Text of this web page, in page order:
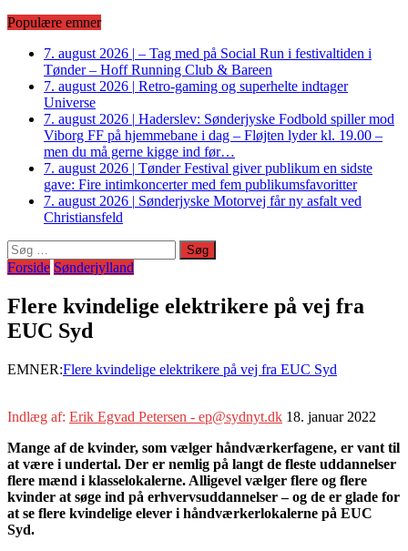
Populære emner
7. august 2026 | – Tag med på Social Run i festivaltiden i
Tønder – Hoff Running Club & Bareen
7. august 2026 | Retro-gaming og superhelte indtager
Universe
7. august 2026 | Haderslev: Sønderjyske Fodbold spiller mod
Viborg FF på hjemmebane i dag – Fløjten lyder kl. 19.00 –
men du må gerne kigge ind før…
7. august 2026 | Tønder Festival giver publikum en sidste
gave: Fire intimkoncerter med fem publikumsfavoritter
7. august 2026 | Sønderjyske Motorvej får ny asfalt ved
Christiansfeld
Søg
efter:
Forside Sønderjylland
Flere kvindelige elektrikere på vej fra
EUC Syd
EMNER:Flere kvindelige elektrikere på vej fra EUC Syd
Indlæg af: Erik Egvad Petersen - ep@sydnyt.dk 18. januar 2022
Mange af de kvinder, som vælger håndværkerfagene, er vant til
at være i undertal. Der er nemlig på langt de fleste uddannelser
flere mænd i klasselokalerne. Alligevel vælger flere og flere
kvinder at søge ind på erhvervsuddannelser – og de er glade for
at se flere kvindelige elever i håndværkerlokalerne på EUC
Syd.